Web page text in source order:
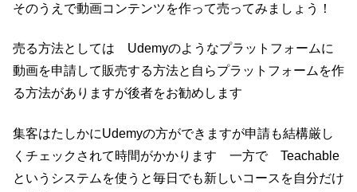
そのうえで動画コンテンツを作って売ってみましょう！
売る方法としては Udemyのようなプラットフォームに
動画を申請して販売する方法と自らプラットフォームを作
る方法がありますが後者をお勧めします
集客はたしかにUdemyの方ができますが申請も結構厳し
くチェックされて時間がかかります 一方で Teachable
というシステムを使うと毎日でも新しいコースを自分だけ